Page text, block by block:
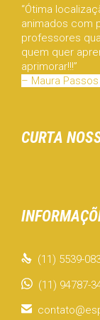
“Ótima
animados com
professores
quem quer
aprimorar!!!”
– Maura Passos
CURTA
 (11) 5539-
(11) 94787-
